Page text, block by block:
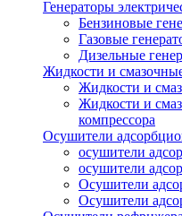
Генераторы
Бензиновые
Газовые
Дизельные
Жидкости и
Жидкости и
Жидкости и
компрессора
Осушители
осушители
осушители
Осушители
Осушители